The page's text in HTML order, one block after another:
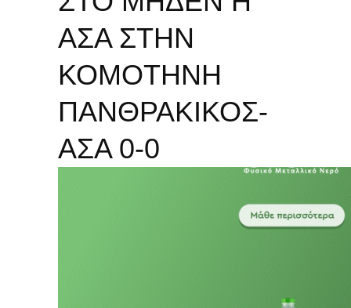
ΑΣΑ ΣΤΗΝ
ΚΟΜΟΤΗΝΗ
ΠΑΝΘΡΑΚΙΚΟΣ-
ΑΣΑ 0-0